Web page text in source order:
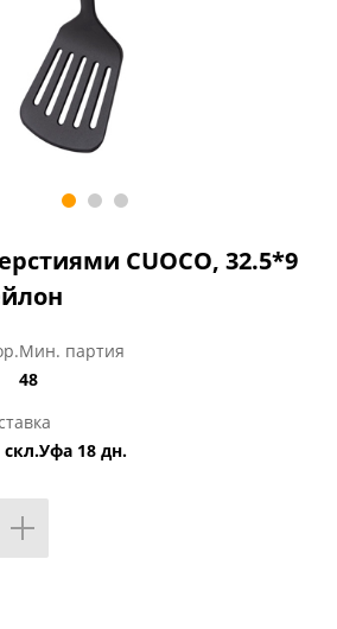
CUOCO, 32.5*9
Мин. партия
48
18 дн.